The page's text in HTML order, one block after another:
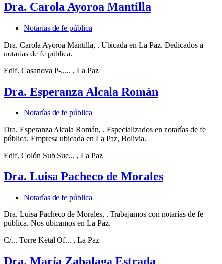
Dra. Carola Ayoroa Mantilla
Notarías de fe pública
Dra. Carola Ayoroa Mantilla, . Ubicada en La Paz. Dedicados a
notarías de fe pública.
Edif. Casanova P-..... , La Paz
Dra. Esperanza Alcala Román
Notarías de fe pública
Dra. Esperanza Alcala Román, . Especializados en notarías de fe
pública. Empresa ubicada en La Paz, Bolivia.
Edif. Colón Sub Sue... , La Paz
Dra. Luisa Pacheco de Morales
Notarías de fe pública
Dra. Luisa Pacheco de Morales, . Trabajamos con notarías de fe
pública. Nos ubicamos en La Paz.
C/... Torre Ketal Of... , La Paz
Dra. María Zabalaga Estrada